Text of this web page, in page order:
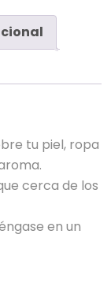
tu piel, ropa
cerca de los
en un